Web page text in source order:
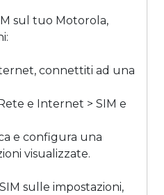
sul tuo Motorola,
connettiti ad una
e Internet > SIM e
e configura una
visualizzate.
sulle impostazioni,